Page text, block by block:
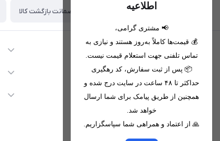
اطلاعیه
📢 مشتری گرامی،
💰 قیمت‌ها کاملاً به‌روز هستند و نیازی به
تماس تلفنی جهت استعلام قیمت نیست.
📦 پس از ثبت سفارش، کد رهگیری
حداکثر تا ۴۸ ساعت در سایت درج شده و
همچنین از طریق پیامک برای شما ارسال
خواهد شد.
🙏 از اعتماد و همراهی شما سپاسگزاریم.
تحویل اکسپرس(با هماهنگی) ضمانت بازگشت کالا
اطلاعات تماس
09221680256 - 09373782289
nikanmobstore@gmail.com
هرمزگان، بندرخمیر، شهرک رودبار
دسترسی سریع
لیست محصولات
خدمات مشتریان
حریم خصوصی